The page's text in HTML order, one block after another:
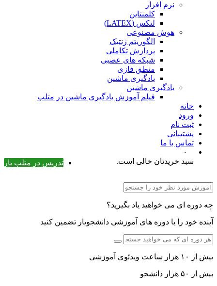
نرم افزار
کلمنتاین
لتکس (LATEX)
هوش مصنوعی
الگوریتم ژنتیک
پردازش تکاملی
شبکه های عصبی
منطق فازی
یادگیری ماشین
یادگیری ماشین
فیلم آموزش یادگیری ماشین در متلب
خانه
ورود
ثبت نام
پشتیبانی
تماس با ما
۰
تدریس در متلب یار
سبد خریدتان خالی است.
چه دوره ای می خواهید یاد بگیرید؟
آینده خود را با دوره های آموزشی دانشجویار تضمین کنید
بیش از ۱۰ هزار ساعت ویدئوی آموزشی
بیش از ۵۰ هزار دانشجو